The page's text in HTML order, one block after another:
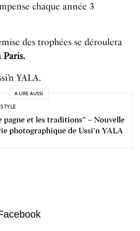
chaque année 3
des trophées se déroulera
Paris.
YALA.
A LIRE AUSSI
pagne et les traditions” – Nouvelle
photographique de Ussi’n YALA